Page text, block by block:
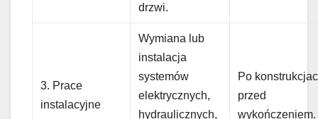
drzwi.
3. Prace
instalacyjne
Wymiana lub
instalacja
systemów
elektrycznych,
hydraulicznych,
Po
przed
wykończeniem.